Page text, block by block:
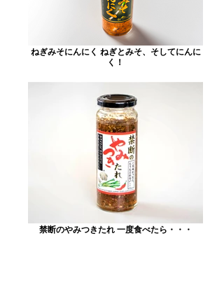
ねぎみそにんにく ねぎとみそ、そしてにんに
く！
禁断のやみつきたれ 一度食べたら・・・